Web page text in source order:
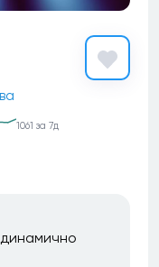
1061 за 7д